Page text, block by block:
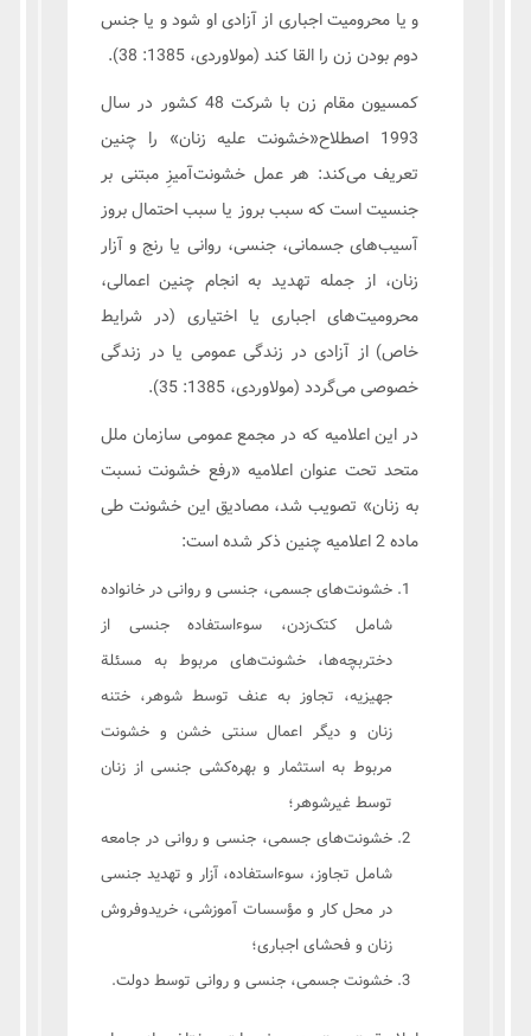
و یا محرومیت اجباری از آزادی او شود و یا جنس
دوم بودن زن را القا کند (مولاوردی، 1385: 38).
کمسیون مقام زن با شرکت 48 کشور در سال
1993 اصطلاح«خشونت علیه زنان» را چنین
تعریف می‌کند: هر عمل خشونت‌آمیزِ مبتنی بر
جنسیت است که سبب بروز یا سبب احتمال بروز
آسیب‌های جسمانی، جنسی، روانی یا رنج و آزار
زنان، از جمله تهدید به انجام چنین اعمالی،
محرومیت‌های اجباری یا اختیاری (در شرایط
خاص) از آزادی در زندگی عمومی یا در زندگی
خصوصی می‌گردد (مولاوردی، 1385: 35).
در این اعلامیه که در مجمع عمومی سازمان ملل
متحد تحت عنوان اعلامیه «رفع خشونت نسبت
به زنان» تصویب شد، مصادیق این خشونت طی
ماده 2 اعلامیه چنین ذکر شده است:
خشونت‌های جسمی، جنسی و روانی در خانواده
شامل کتک‌زدن، سوء‌استفاده جنسی از
دختربچه‌ها، خشونت‌های مربوط به مسئلة
جهیزیه، تجاوز به عنف توسط شوهر، ختنه
زنان و دیگر اعمال سنتی خشن و خشونت
مربوط به استثمار و بهره‌کشی جنسی از زنان
توسط غیرشوهر؛
خشونت‌های جسمی، جنسی و روانی در جامعه
شامل تجاوز، سوء‌استفاده، آزار و تهدید جنسی
در محل کار و مؤسسات آموزشی، خریدوفروش
زنان و فحشای اجباری؛
خشونت جسمی، جنسی و روانی توسط دولت.